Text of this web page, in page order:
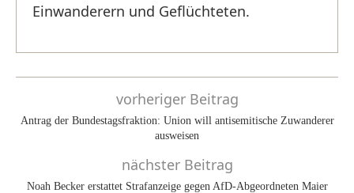
Einwanderern und Geflüchteten.
vorheriger Beitrag
Antrag der Bundestagsfraktion: Union will antisemitische Zuwanderer
ausweisen
nächster Beitrag
Noah Becker erstattet Strafanzeige gegen AfD-Abgeordneten Maier